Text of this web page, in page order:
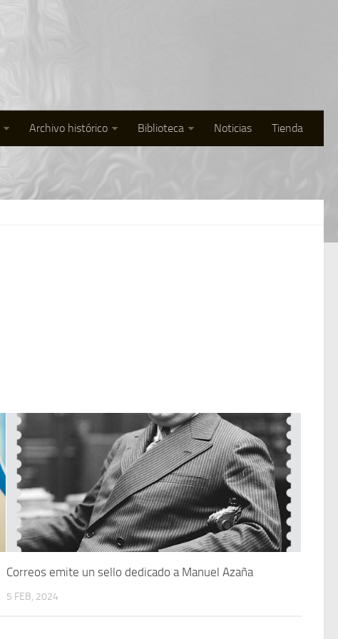
Archivo histórico Biblioteca Noticias Tienda
Correos emite un sello dedicado a Manuel Azaña
5 FEB, 2024